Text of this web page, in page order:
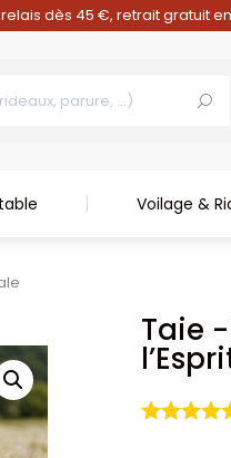
dès 45 €, retrait gratuit
Voilage &
Taie